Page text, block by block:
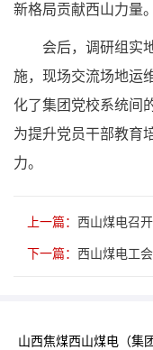
新格局贡献西山力量。
会后，调研组实
施，现场交流场地运
化了集团党校系统间
为提升党员干部教育
力。
上一篇： 西山煤电召
下一篇： 西山煤电工会召
山西焦煤西山煤电（集